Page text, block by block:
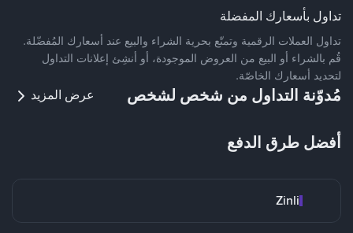
تداول بأسعارك المفضلة
تداول العملات الرقمية وتمتّع بحرية الشراء والبيع عند أسعارك المُفضّلة.
قُم بالشراء أو البيع من العروض الموجودة، أو أنشِئ إعلانات التداول
لتحديد أسعارك الخاصّة.
مُدوّنة التداول من شخص لشخص عرض المزيد
أفضل طرق الدفع
Zinli